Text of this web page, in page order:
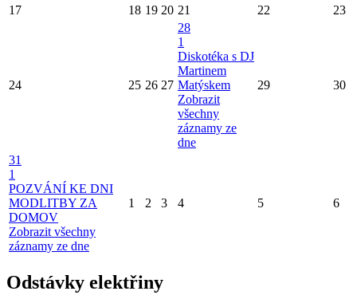
17
18 19 20 21 22 23
24 25 26 27
28
1
Diskotéka s DJ
Martinem
Matýskem
Zobrazit
všechny
záznamy ze
dne
29 30
31
1
POZVÁNÍ KE DNI
MODLITBY ZA
DOMOV
Zobrazit všechny
záznamy ze dne
1 2 3 4 5 6
Odstávky elektřiny